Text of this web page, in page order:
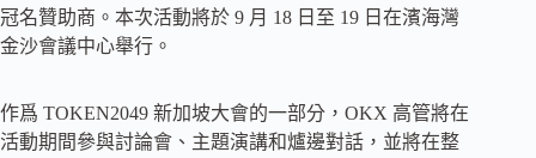
冠名贊助商。本次活動將於 9 月 18 日至 19 日在濱海灣
金沙會議中心舉行。
作爲 TOKEN2049 新加坡大會的一部分，OKX 高管將在
活動期間參與討論會、主題演講和爐邊對話，並將在整